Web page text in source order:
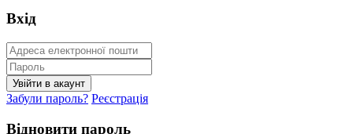
Вхід
Забули пароль? Реєстрація
Відновити пароль